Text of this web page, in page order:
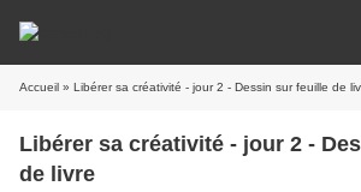
Accueil » Libérer sa créativité - jour 2 - Dessin sur feuille de
Libérer sa créativité - jour 2 -
de livre